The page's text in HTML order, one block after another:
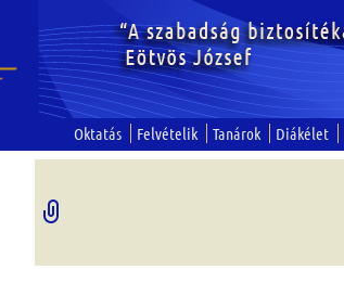
Oktatás Felvételik Tanárok Diákélet